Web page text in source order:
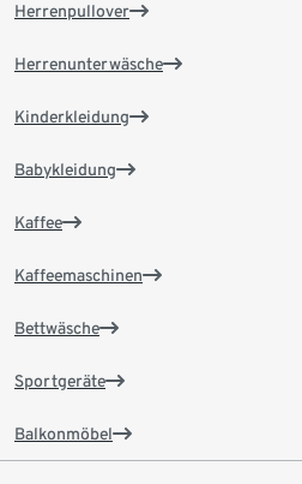
Herrenpullover
Herrenunterwäsche
Kinderkleidung
Babykleidung
Kaffee
Kaffeemaschinen
Bettwäsche
Sportgeräte
Balkonmöbel